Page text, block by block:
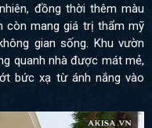
đồng thời thêm màu
còn mang giá trị thẩm mỹ
gian sống. Khu vườn
quanh nhà được mát mẻ,
bức xạ từ ánh nắng vào